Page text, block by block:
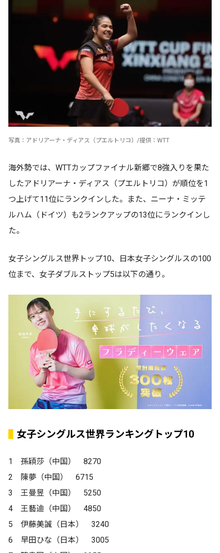
写真：アドリアーナ・ディアス（プエルトリコ）/提供：WTT
海外勢では、WTTカップファイナル新郷で8強入りを果た
したアドリアーナ・ディアス（プエルトリコ）が順位を1
つ上げて11位にランクインした。また、ニーナ・ミッテ
ルハム（ドイツ）も2ランクアップの13位にランクインし
た。
女子シングルス世界トップ10、日本女子シングルスの100
位まで、女子ダブルストップ5は以下の通り。
女子シングルス世界ランキングトップ10
1 孫穎莎（中国） 8270
2 陳夢（中国） 6715
3 王曼昱（中国） 5250
4 王藝迪（中国） 4850
5 伊藤美誠（日本） 3240
6 早田ひな（日本） 3005